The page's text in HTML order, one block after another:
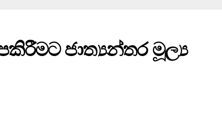
ජාත්‍යන්තර මූල්‍ය